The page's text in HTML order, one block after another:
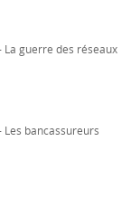
La guerre des réseaux
Les bancassureurs